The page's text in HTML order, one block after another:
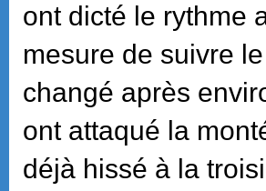
ont dicté le rythme
mesure de suivre
changé après
ont attaqué la
déjà hissé à la